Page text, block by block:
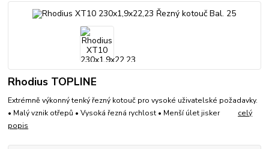
Rhodius TOPLINE
Extrémně výkonný tenký řezný kotouč pro vysoké uživatelské požadavky.
• Malý vznik otřepů • Vysoká řezná rychlost • Menší úlet jisker celý
popis